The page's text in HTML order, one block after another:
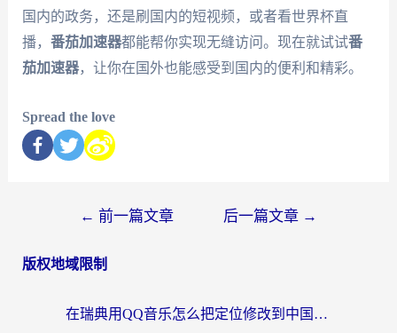
国内的政务，还是刷国内的短视频，或者看世界杯直
播， 番茄加速器都能帮你实现无缝访问。现在就试试番
茄加速器，让你在国外也能感受到国内的便利和精彩。
Spread the love
← 前一篇文章 后一篇文章 →
版权地域限制
在瑞典用QQ音乐怎么把定位修改到中国国内？留学生亲测有效的回国加速方案